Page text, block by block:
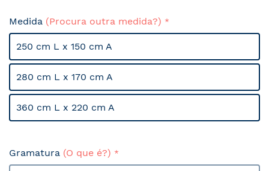
Medida (Procura outra medida?)
250 cm L x 150 cm A
280 cm L x 170 cm A
360 cm L x 220 cm A
Gramatura (O que é?)